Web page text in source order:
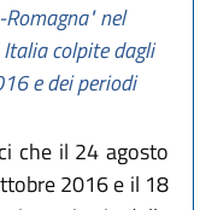
nel
colpite dagli
e dei periodi
che il 24 agosto
2016 e il 18